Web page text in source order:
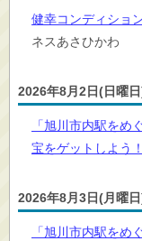
健幸コンディショ
ネスあさひかわ
2026年8月2日(日曜
「旭川市内駅を
宝をゲットしよう！
2026年8月3日(月曜
「旭川市内駅を